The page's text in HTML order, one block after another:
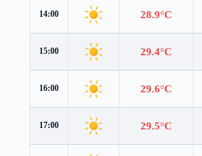
14:00 28.9°C
15:00 29.4°C
16:00 29.6°C
17:00 29.5°C